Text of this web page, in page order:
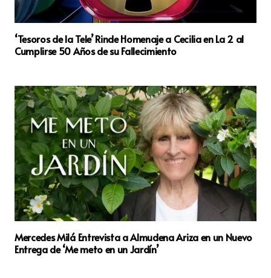
‘Tesoros de la Tele’ Rinde Homenaje a Cecilia en La 2 al
Cumplirse 50 Años de su Fallecimiento
Mercedes Milá Entrevista a Almudena Ariza en un Nuevo
Entrega de ‘Me meto en un Jardín’